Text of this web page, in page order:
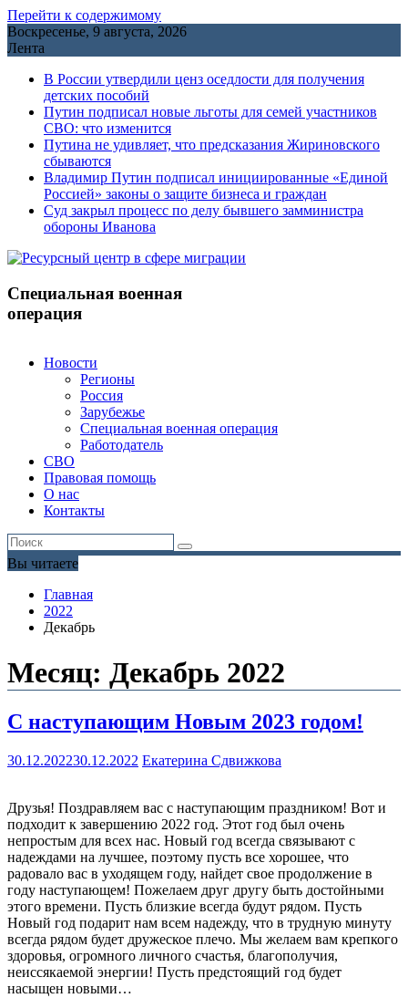
Перейти к содержимому
Воскресенье, 9 августа, 2026
Лента
В России утвердили ценз оседлости для получения
детских пособий
Путин подписал новые льготы для семей участников
СВО: что изменится
Путина не удивляет, что предсказания Жириновского
сбываются
Владимир Путин подписал инициированные «Единой
Россией» законы о защите бизнеса и граждан
Cуд закрыл процесс по делу бывшего замминистра
обороны Иванова
Специальная военная
операция
Новости
Регионы
Россия
Зарубежье
Специальная военная операция
Работодатель
СВО
Правовая помощь
О нас
Контакты
Вы читаете
Главная
2022
Декабрь
Месяц: Декабрь 2022
С наступающим Новым 2023 годом!
30.12.202230.12.2022 Екатерина Сдвижкова
Друзья! Поздравляем вас с наступающим праздником! Вот и
подходит к завершению 2022 год. Этот год был очень
непростым для всех нас. Новый год всегда связывают с
надеждами на лучшее, поэтому пусть все хорошее, что
радовало вас в уходящем году, найдет свое продолжение в
году наступающем! Пожелаем друг другу быть достойными
этого времени. Пусть близкие всегда будут рядом. Пусть
Новый год подарит нам всем надежду, что в трудную минуту
всегда рядом будет дружеское плечо. Мы желаем вам крепкого
здоровья, огромного личного счастья, благополучия,
неиссякаемой энергии! Пусть предстоящий год будет
насыщен новыми…